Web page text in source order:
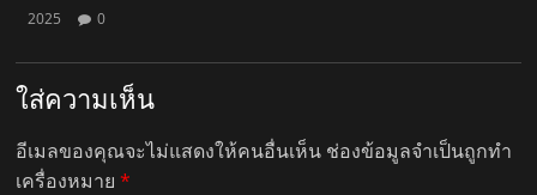
2025
0
ใส่ความเห็น
อีเมลของคุณจะไม่แสดงให้คนอื่นเห็น ช่องข้อมูลจำเป็นถูกทำ
เครื่องหมาย*